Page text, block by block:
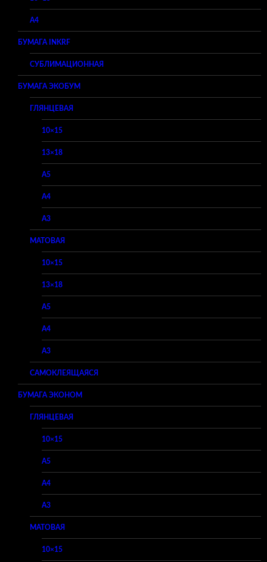
A4
БУМАГА INKRF
СУБЛИМАЦИОННАЯ
БУМАГА ЭКОБУМ
ГЛЯНЦЕВАЯ
10×15
13×18
A5
A4
A3
МАТОВАЯ
10×15
13×18
A5
A4
A3
САМОКЛЕЯЩАЯСЯ
БУМАГА ЭКОНОМ
ГЛЯНЦЕВАЯ
10×15
A5
A4
A3
МАТОВАЯ
10×15